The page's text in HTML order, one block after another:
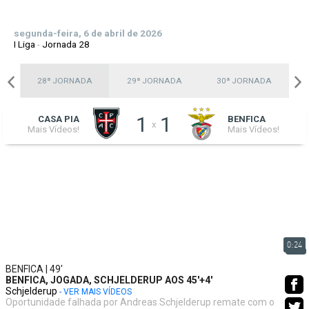
segunda-feira, 6 de abril de 2026
I Liga -Jornada 28
28ª JORNADA 29ª JORNADA 30ª JORNADA
CASA PIA
Mais Vídeos!
1 x 1
BENFICA
Mais Vídeos!
0:24
BENFICA | 49'
BENFICA, JOGADA, SCHJELDERUP AOS 45'+4'
Schjelderup - VER MAIS VÍDEOS
Oportunidade falhada por Andreas Schjelderup remate com o